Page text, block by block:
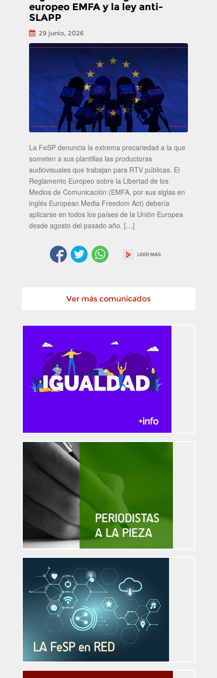
europeo EMFA y la ley anti-
SLAPP
29 junio, 2026
La FeSP denuncia la extrema precariedad a la que
someten a sus plantillas las productoras
audiovisuales que trabajan para RTV públicas. El
Reglamento Europeo sobre la Libertad de los
Medios de Comunicación (EMFA, por sus siglas en
inglés European Media Freedom Act) debería
aplicarse en todos los países de la Unión Europea
desde agosto del pasado año. […]
Ver más comunicados